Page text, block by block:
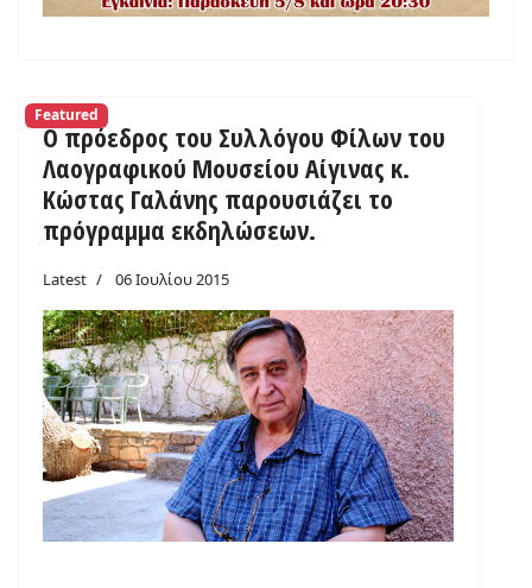
Featured
Ο πρόεδρος του Συλλόγου Φίλων του
Λαογραφικού Μουσείου Αίγινας κ.
Κώστας Γαλάνης παρουσιάζει το
πρόγραμμα εκδηλώσεων.
Latest 06 Ιουλίου 2015